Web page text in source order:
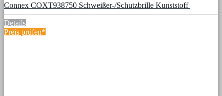
Connex COXT938750 Schweißer-/Schutzbrille Kunststoff
Details
Preis prüfen*